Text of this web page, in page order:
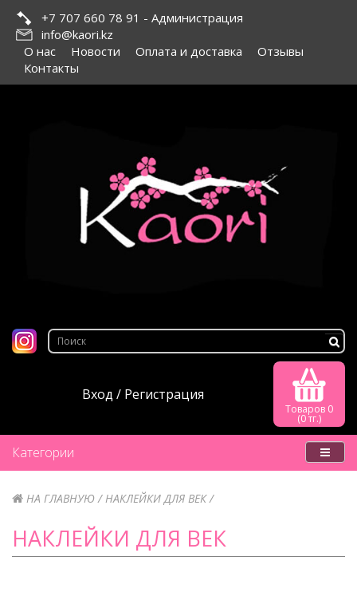
+7 707 660 78 91 - Администрация
info@kaori.kz
О нас
Новости Оплата и доставка
Отзывы
Контакты
Вход Регистрация
Товаров 0
(0 тг.)
Категории
НА ГЛАВНУЮ НАКЛЕЙКИ ДЛЯ ВЕК
НАКЛЕЙКИ ДЛЯ ВЕК